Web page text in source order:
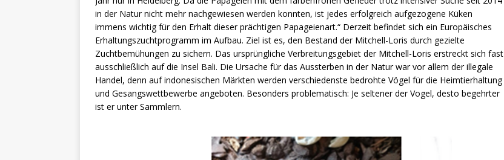
in der Natur nicht mehr nachgewiesen werden konnten, ist jedes erfolgreich aufgezogene Küken
immens wichtig für den Erhalt dieser prächtigen Papageienart.“ Derzeit befindet sich ein Europäisches
Erhaltungszuchtprogramm im Aufbau. Ziel ist es, den Bestand der Mitchell-Loris durch gezielte
Zuchtbemühungen zu sichern. Das ursprüngliche Verbreitungsgebiet der Mitchell-Loris erstreckt sich fast
ausschließlich auf die Insel Bali. Die Ursache für das Aussterben in der Natur war vor allem der illegale
Handel, denn auf indonesischen Märkten werden verschiedenste bedrohte Vögel für die Heimtierhaltung
und Gesangswettbewerbe angeboten. Besonders problematisch: Je seltener der Vogel, desto begehrter
ist er unter Sammlern.